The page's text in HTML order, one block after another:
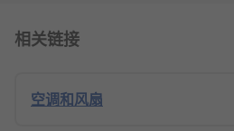
相关链接
空调和风扇